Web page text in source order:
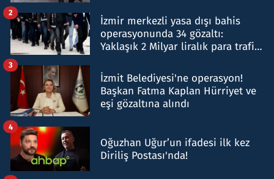
İzmir merkezli yasa dışı bahis
operasyonunda 34 gözaltı:
Yaklaşık 2 Milyar liralık para trafiği
2
İzmit Belediyesi'ne operasyon!
Başkan Fatma Kaplan Hürriyet ve
eşi gözaltına alındı
3
Oğuzhan Uğur’un ifadesi ilk kez
Diriliş Postası'nda!
4